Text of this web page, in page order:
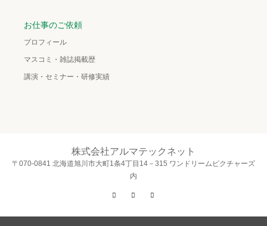
お仕事のご依頼
プロフィール
マスコミ・雑誌掲載歴
講演・セミナー・研修実績
株式会社アルマテックネット
〒070-0841 北海道旭川市大町1条4丁目14－315 ワンドリームピクチャーズ
内
Twitter
Facebook